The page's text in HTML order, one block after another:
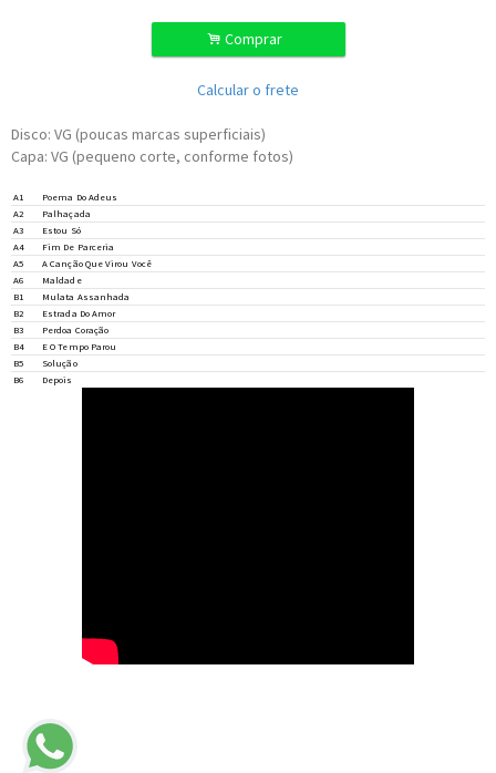
. Comprar
Calcular o frete
Disco: VG (poucas marcas superficiais)
Capa: VG (pequeno corte, conforme fotos)
A1
Poema Do Adeus
A2
Palhaçada
A3
Estou Só
A4
Fim De Parceria
A5
A Canção Que Virou Você
A6
Maldade
B1
Mulata Assanhada
B2
Estrada Do Amor
B3
Perdoa Coração
B4
E O Tempo Parou
B5
Solução
B6
Depois